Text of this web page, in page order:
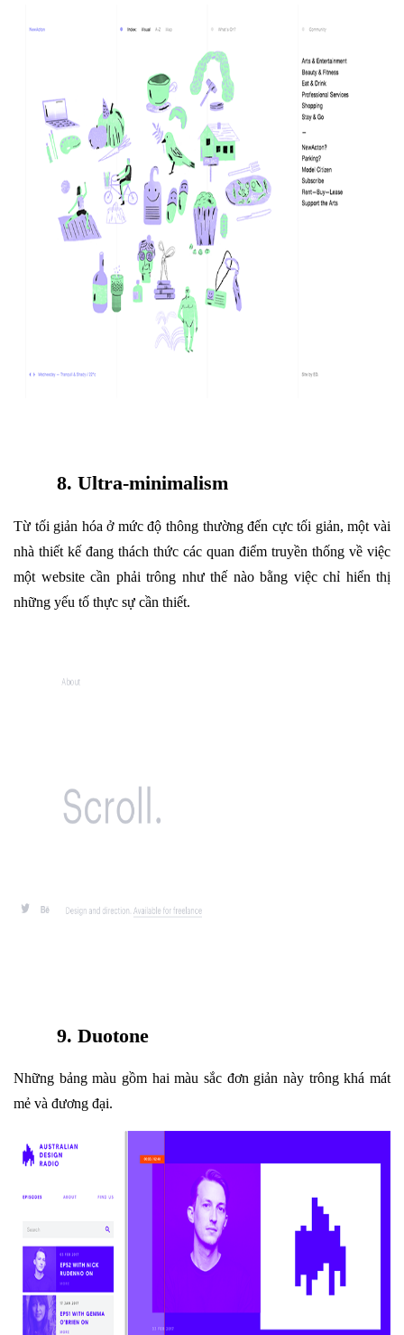
8. Ultra-minimalism
Từ tối giản hóa ở mức độ thông thường đến cực tối giản, một vài
nhà thiết kế đang thách thức các quan điểm truyền thống về việc
một website cần phải trông như thế nào bằng việc chỉ hiển thị
những yếu tố thực sự cần thiết.
9. Duotone
Những bảng màu gồm hai màu sắc đơn giản này trông khá mát
mẻ và đương đại.